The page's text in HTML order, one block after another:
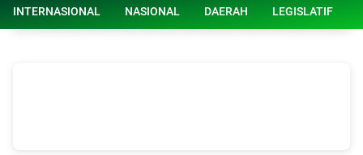
INTERNASIONAL NASIONAL DAERAH LEGISLATIF